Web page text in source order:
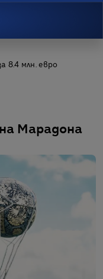
8.4 млн. евро
Марадона